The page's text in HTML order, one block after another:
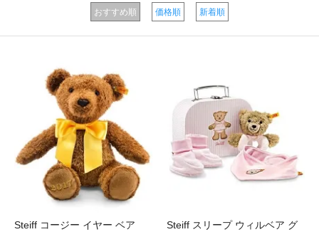
おすすめ順 価格順 新着順
Steiff コージー イヤー ベア
Steiff スリープ ウィルベア グ